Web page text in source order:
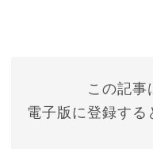
この記事
電子版に登録する